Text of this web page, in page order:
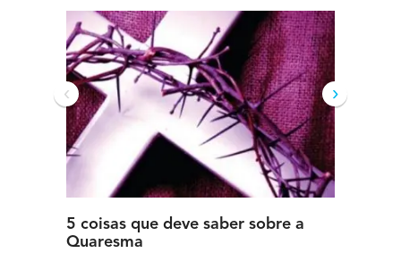
5 coisas que deve saber sobre a
Quaresma
‹ ›